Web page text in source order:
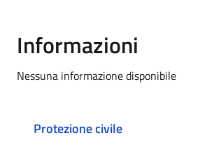
Informazioni
Nessuna informazione disponibile
Protezione civile